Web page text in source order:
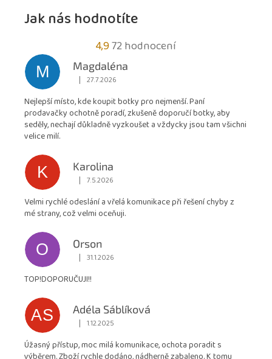
Jak nás hodnotíte
4,9Průměrné
hodnocení
obchodu
4,9
z
72 hodnocení
M
Magdaléna
Hodnocení obchodu je 5 z 5 hvězdiček.
| 27.7.2026
Nejlepší místo, kde koupit botky pro nejmenší. Paní
prodavačky ochotně poradí, zkušeně doporučí botky, aby
seděly, nechají důkladně vyzkoušet a vždycky jsou tam všichni
velice milí.
K
Karolina
Hodnocení obchodu je 5 z 5 hvězdiček.
| 7.5.2026
Velmi rychlé odeslání a vřelá komunikace při řešení chyby z
mé strany, což velmi oceňuji.
O
Orson
Hodnocení obchodu je 5 z 5 hvězdiček.
| 31.1.2026
TOP!DOPORUČUJI!!
AS
Adéla Sáblíková
Hodnocení obchodu je 5 z 5 hvězdiček.
| 1.12.2025
Úžasný přístup, moc milá komunikace, ochota poradit s